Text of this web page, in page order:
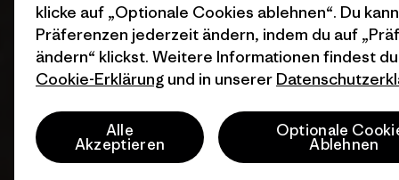
klicke auf „Optionale Cookies ablehnen“. Du
Präferenzen jederzeit ändern, indem du auf
ändern“ klickst. Weitere Informationen findest
Cookie-Erklärung und in unserer
Alle
Akzeptieren
Optionale
Ablehnen